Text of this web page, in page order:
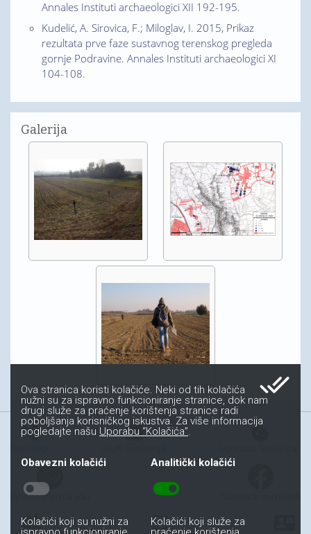
Annales Instituti archaeologici XII 192-195.
Kudelić, A. Sirovica, F.; Miloglav, I. 2015, Prikaz
rezultata prve faze sustavnog terenskog pregleda
gornje Podravine. Annales Instituti archaeologici XI
104-108.
Galerija
account_tree fact_check cookie
iarh.academia.edu
auto_stories all_inbox
done_all
Ova stranica koristi kolačiće. Neki od tih kolačića
nužni su za ispravno funkcioniranje stranice, dok nam
drugi služe za praćenje korištenja stranice radi
poboljšanja korisničkog iskustva. Za više informacija
pogledajte našu Uporabu “Kolačića”.
Obavezni kolačići
toggle_off
Kolačići koji su nužni za
Analitički kolačići
toggle_on
Kolačići koji služe za